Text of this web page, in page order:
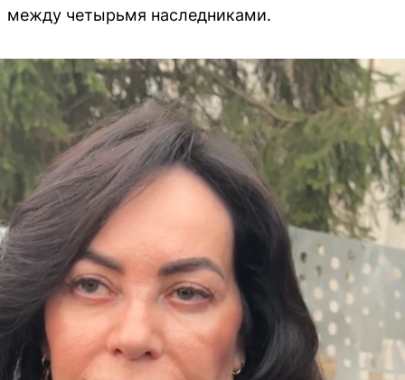
между четырьмя наследниками.